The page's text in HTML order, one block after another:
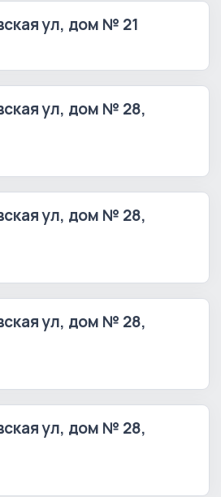
ул, дом № 21
ул, дом № 28,
ул, дом № 28,
ул, дом № 28,
ул, дом № 28,